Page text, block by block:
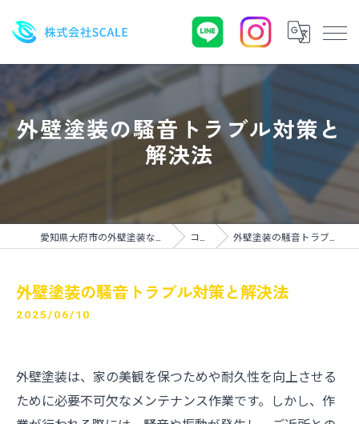
外壁塗装の騒音トラブル対策と
解決法
コラム 外壁塗装の騒音トラブル対策と解決法
外壁塗装の騒音トラブル対策と解決法
2025/06/10
外壁塗装は、家の美観を保つためや耐久性を向上させる
ために必要不可欠なメンテナンス作業です。しかし、作